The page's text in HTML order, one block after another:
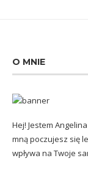
O MNIE
Hej! Jestem
mną poczujesz się
wpływa na Twoje